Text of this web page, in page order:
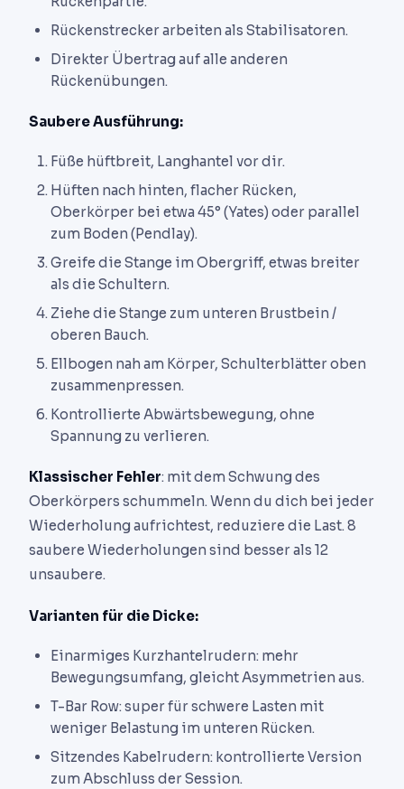
Rückenstrecker arbeiten als Stabilisatoren.
Direkter Übertrag auf alle anderen
Rückenübungen.
Saubere Ausführung:
Füße hüftbreit, Langhantel vor dir.
Hüften nach hinten, flacher Rücken,
Oberkörper bei etwa 45° (Yates) oder parallel
zum Boden (Pendlay).
Greife die Stange im Obergriff, etwas breiter
als die Schultern.
Ziehe die Stange zum unteren Brustbein /
oberen Bauch.
Ellbogen nah am Körper, Schulterblätter oben
zusammenpressen.
Kontrollierte Abwärtsbewegung, ohne
Spannung zu verlieren.
Klassischer Fehler: mit dem Schwung des
Oberkörpers schummeln. Wenn du dich bei jeder
Wiederholung aufrichtest, reduziere die Last. 8
saubere Wiederholungen sind besser als 12
unsaubere.
Varianten für die Dicke:
Einarmiges Kurzhantelrudern: mehr
Bewegungsumfang, gleicht Asymmetrien aus.
T-Bar Row: super für schwere Lasten mit
weniger Belastung im unteren Rücken.
Sitzendes Kabelrudern: kontrollierte Version
zum Abschluss der Session.